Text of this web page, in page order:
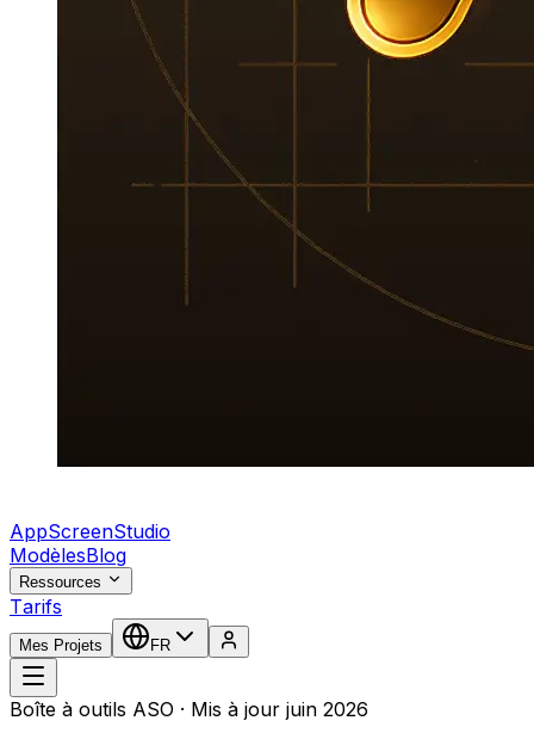
AppScreenStudio
ModèlesBlog
Ressources
Tarifs
Mes Projets FR
Boîte à outils ASO · Mis à jour juin 2026